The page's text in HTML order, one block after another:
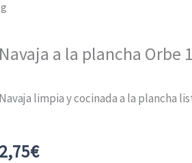
Navaja a la plancha Orbe
Navaja limpia y cocinada a la plancha
2,75€